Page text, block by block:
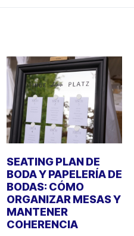
SEATING PLAN DE
BODA Y PAPELERÍA DE
BODAS: CÓMO
ORGANIZAR MESAS Y
MANTENER
COHERENCIA